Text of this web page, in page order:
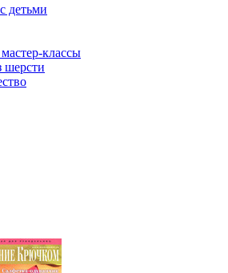
детьми
классы
шерсти